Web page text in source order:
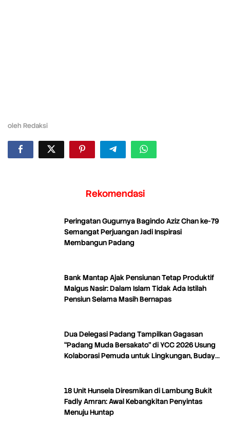
oleh Redaksi
Rekomendasi
Peringatan Gugurnya Bagindo Aziz Chan ke-79
Semangat Perjuangan Jadi Inspirasi
Membangun Padang
Bank Mantap Ajak Pensiunan Tetap Produktif
Maigus Nasir: Dalam Islam Tidak Ada Istilah
Pensiun Selama Masih Bernapas
Dua Delegasi Padang Tampilkan Gagasan
“Padang Muda Bersakato” di YCC 2026 Usung
Kolaborasi Pemuda untuk Lingkungan, Budaya,
18 Unit Hunsela Diresmikan di Lambung Bukit
Fadly Amran: Awal Kebangkitan Penyintas
Menuju Huntap